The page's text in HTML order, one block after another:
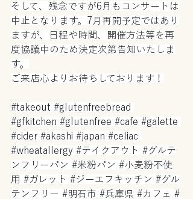
そして、残念ですが6月もコンサートは
中止となります。7月再開予定ではあり
ますが、日程や時間、開催方法等を再
度協議中のため決定次第告知いたしま
す。
ご来店心よりお待ちしております！
#takeout #glutenfreebread
#gfkitchen #glutenfree #cafe #galette
#cider #akashi #japan #celiac
#wheatallergy #テイクアウト #グルテ
ンフリーパン #米粉パン #小麦粉不使
用 #ガレット #ジーエフキッチン #グル
テンフリー #明石市 #兵庫県 #カフェ #